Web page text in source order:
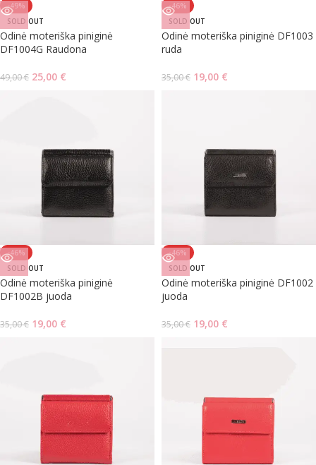
-49%
SOLD OUT
Odinė moteriška piniginė
DF1004G Raudona
49,00€ 25,00 €
-46%
SOLD OUT
Odinė moteriška piniginė DF1003
ruda
35,00€ 19,00 €
-46%
SOLD OUT
Odinė moteriška piniginė
DF1002B juoda
35,00€ 19,00 €
-46%
SOLD OUT
Odinė moteriška piniginė DF1002
juoda
35,00€ 19,00 €